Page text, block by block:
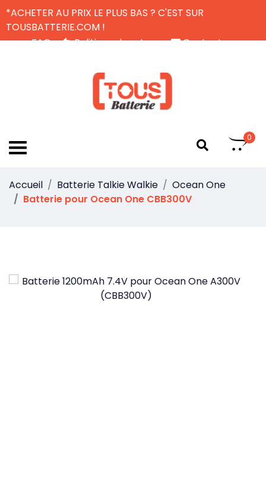
*ACHETER AU PRIX LE PLUS BAS ? C'EST SUR
TOUSBATTERIE.COM !
FAQ
Politique de retour
Contactez-nous
0
Accueil Batterie Talkie Walkie
Ocean One
Batterie pour Ocean One CBB300V